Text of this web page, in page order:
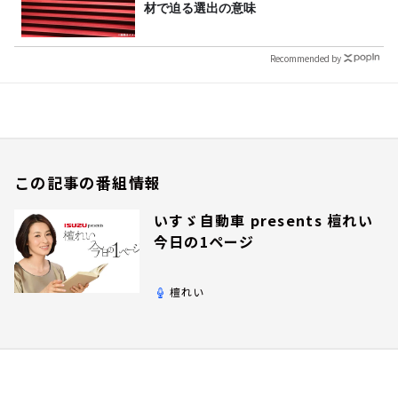
材で迫る選出の意味
Recommended by
この記事の番組情報
いすゞ自動車 presents 檀れい
今日の1ページ
檀れい